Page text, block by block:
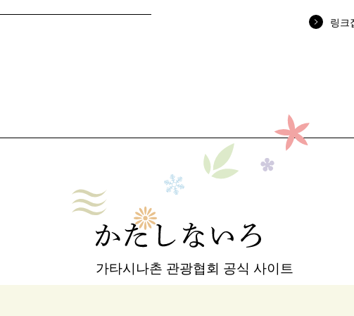
링크
가타시나촌 관광협회 공식 사이트